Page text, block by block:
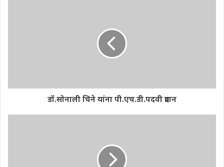
डॉ.सोनाली चिने यांना पी.एच.डी.पदवी प्रदान